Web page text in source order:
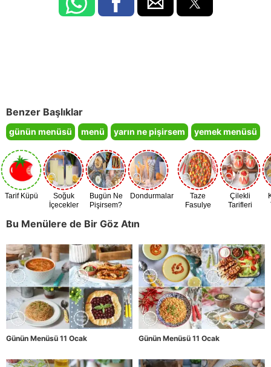
Benzer Başlıklar
günün menüsü menü yarın ne pişirsem yemek menüsü
Tarif Küpü
Soğuk
İçecekler
Bugün Ne
Pişirsem?
Dondurmalar
Taze
Fasulye
Çilekli
Tarifleri
Bu Menülere de Bir Göz Atın
Günün Menüsü 11 Ocak Günün Menüsü 11 Ocak